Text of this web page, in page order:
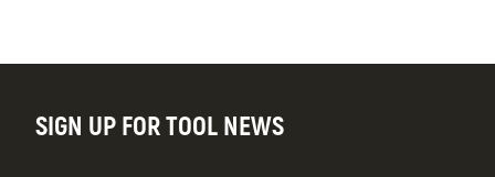
SIGN UP FOR TOOL NEWS